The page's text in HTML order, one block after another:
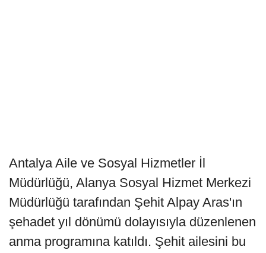
Antalya Aile ve Sosyal Hizmetler İl
Müdürlüğü, Alanya Sosyal Hizmet Merkezi
Müdürlüğü tarafından Şehit Alpay Aras'ın
şehadet yıl dönümü dolayısıyla düzenlenen
anma programına katıldı. Şehit ailesini bu